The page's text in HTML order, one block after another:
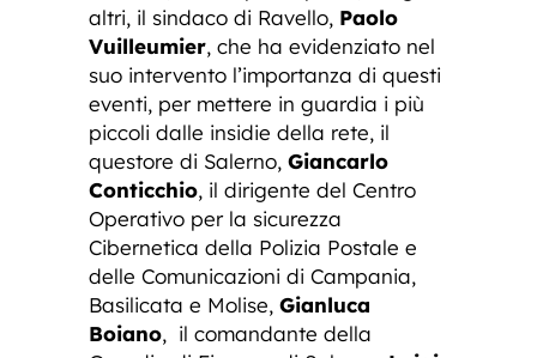
altri, il sindaco di Ravello, Paolo
Vuilleumier, che ha evidenziato nel
suo intervento l’importanza di questi
eventi, per mettere in guardia i più
piccoli dalle insidie della rete, il
questore di Salerno, Giancarlo
Conticchio, il dirigente del Centro
Operativo per la sicurezza
Cibernetica della Polizia Postale e
delle Comunicazioni di Campania,
Basilicata e Molise, Gianluca
Boiano, il comandante della